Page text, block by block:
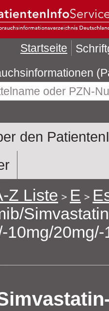
den
Startseite
Z Liste E
10mg/